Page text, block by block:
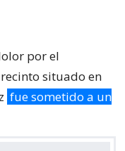
por el
situado en
fue sometido a un